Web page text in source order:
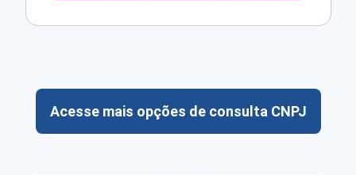
Acesse mais opções de consulta CNPJ